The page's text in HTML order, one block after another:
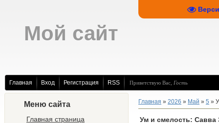
Мой сайт
Главная Вход Регистрация RSS Приветствую Вас Гость
Меню сайта
Главная страница
Главная » 2026 » Май » 5 »
Ум и смелость: Савва